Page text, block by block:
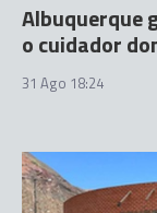
Albuquerque
o cuidador
31 Ago 18:24